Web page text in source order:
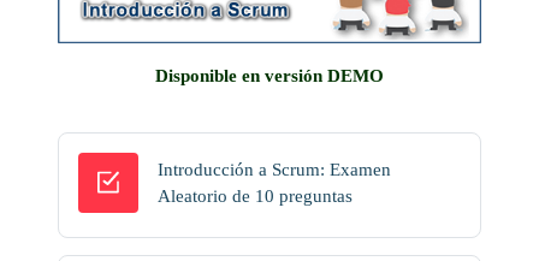
Disponible en versión DEMO
Introducción a Scrum: Examen
Aleatorio de 10 preguntasCuestionario